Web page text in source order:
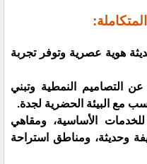
هوية عصرية وتوفر تجربة
التصاميم النمطية وتبني
مع البيئة الحضرية لجدة.
الأساسية، ومقاهي
وحديثة، ومناطق استراحة